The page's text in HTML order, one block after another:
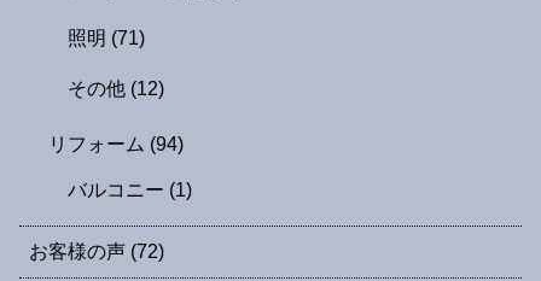
照明 (71)
その他 (12)
リフォーム (94)
バルコニー (1)
お客様の声 (72)